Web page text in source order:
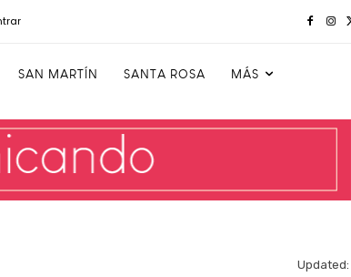
SAN MARTÍN SANTA ROSA MÁS
Updated: